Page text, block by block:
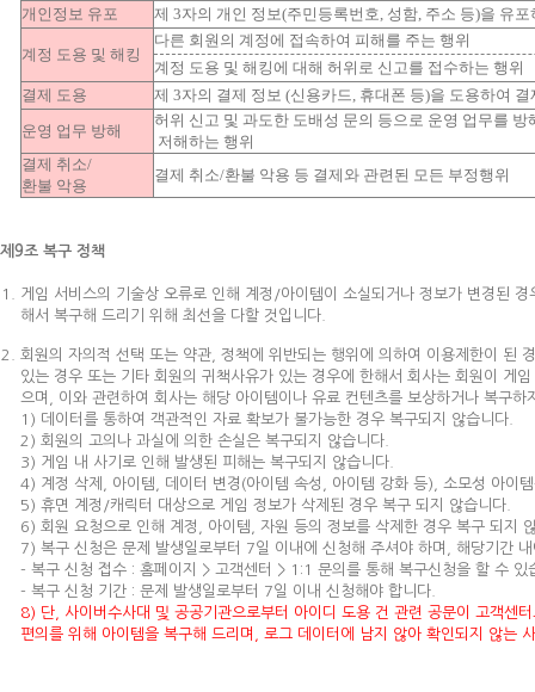
개인정보 유포
제 3자의 개인 정보(주민등록번호, 성함, 주소 등)을 유포
계정 도용 및 해킹
다른 회원의 계정에 접속하여 피해를 주는 행위
계정 도용 및 해킹에 대해 허위로 신고를 접수하는 행위
결제 도용
제 3자의 결제 정보 (신용카드, 휴대폰 등)을 도용하여
운영 업무 방해
허위 신고 및 과도한 도배성 문의 등으로 운영 업무를 방
저해하는 행위
결제 취소/
환불 악용
결제 취소/환불 악용 등 결제와 관련된 모든 부정행위
제9조 복구 정책
게임 서비스의 기술상 오류로 인해 계정/아이템이 소실되거나 정보가 변경된
해서 복구해 드리기 위해 최선을 다할 것입니다.
회원의 자의적 선택 또는 약관, 정책에 위반되는 행위에 의하여 이용제한이
있는 경우 또는 기타 회원의 귀책사유가 있는 경우에 한해서 회사는 회원이 게
으며, 이와 관련하여 회사는 해당 아이템이나 유료 컨텐츠를 보상하거나 복구하
1) 데이터를 통하여 객관적인 자료 확보가 불가능한 경우 복구되지 않습니다.
2) 회원의 고의나 과실에 의한 손실은 복구되지 않습니다.
3) 게임 내 사기로 인해 발생된 피해는 복구되지 않습니다.
4) 계정 삭제, 아이템, 데이터 변경(아이템 속성, 아이템 강화 등), 소모성 아이
5) 휴면 계정/캐릭터 대상으로 게임 정보가 삭제된 경우 복구 되지 않습니다.
6) 회원 요청으로 인해 계정, 아이템, 자원 등의 정보를 삭제한 경우 복구 되지
7) 복구 신청은 문제 발생일로부터 7일 이내에 신청해 주셔야 하며, 해당기간
- 복구 신청 접수 : 홈페이지 > 고객센터 > 1:1 문의를 통해 복구신청을 할 수 있
- 복구 신청 기간 : 문제 발생일로부터 7일 이내 신청해야 합니다.
8) 단, 사이버수사대 및 공공기관으로부터 아이디 도용 건 관련 공문이 고객센
편의를 위해 아이템을 복구해 드리며, 로그 데이터에 남지 않아 확인되지 않는